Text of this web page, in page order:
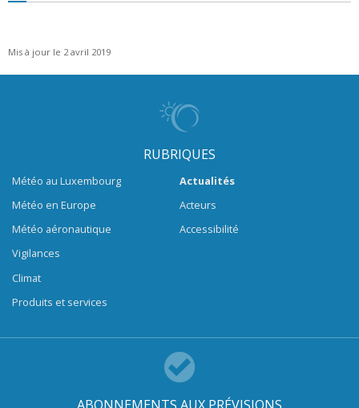
Mis à jour le 2 avril 2019
RUBRIQUES
Météo au Luxembourg
Météo en Europe
Météo aéronautique
Vigilances
Climat
Produits et services
Actualités
Acteurs
Accessibilité